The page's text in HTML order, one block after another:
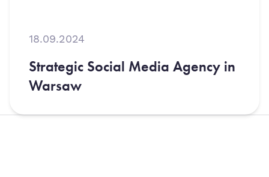
18.09.2024
Strategic Social Media Agency in
Warsaw